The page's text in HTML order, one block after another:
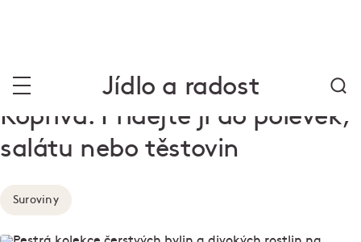
Jídlo a radost
Kopřiva. Přidejte ji do polévek,
salátu nebo těstovin
Suroviny